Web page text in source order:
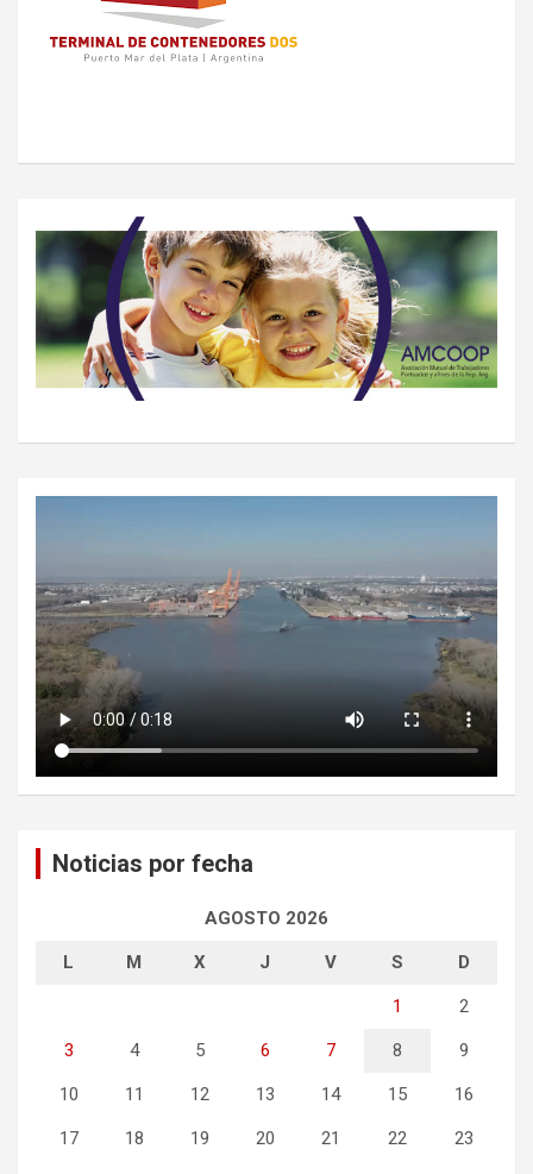
Noticias por fecha
AGOSTO 2026
L M X J V S D
1 2
3 4 5 6 7 8 9
10 11 12 13 14 15 16
17 18 19 20 21 22 23